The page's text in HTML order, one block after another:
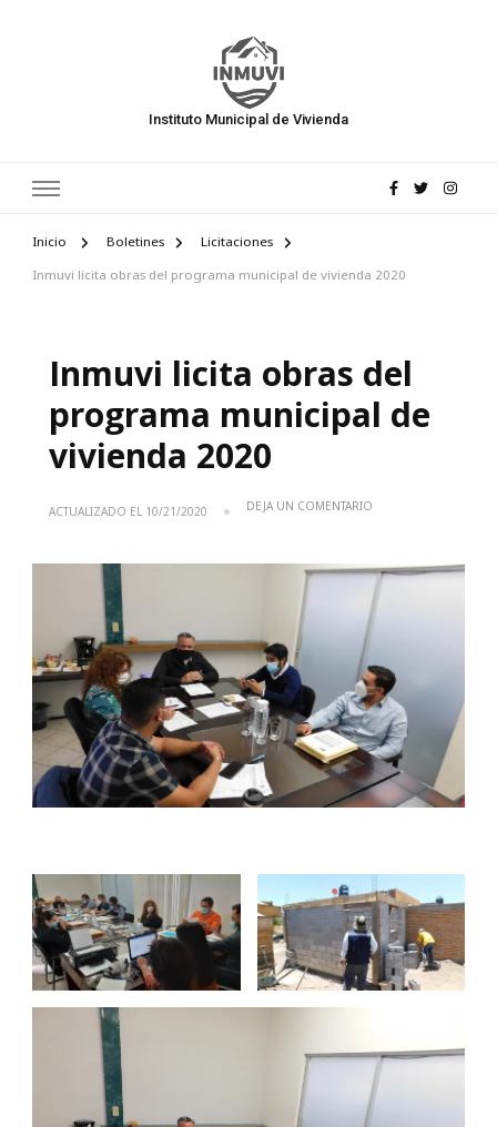
Instituto Municipal de Vivienda
Inicio Boletines
Licitaciones
Inmuvi licita obras del programa municipal de vivienda 2020
Inmuvi licita obras del
programa municipal de
vivienda 2020
ACTUALIZADO EL 10/21/2020 DEJA UN COMENTARIO
DEL
PROGRAMA
MUNICIPAL